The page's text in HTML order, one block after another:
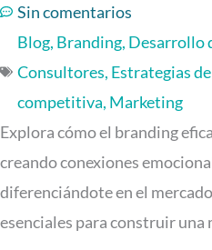
Sin comentarios
Blog, Branding, Desarrollo
Consultores, Estrategias
competitiva, Marketing
Explora cómo el branding
creando conexiones
diferenciándote en el
esenciales para construir una